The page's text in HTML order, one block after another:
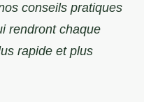
conseils pratiques
rendront chaque
rapide et plus